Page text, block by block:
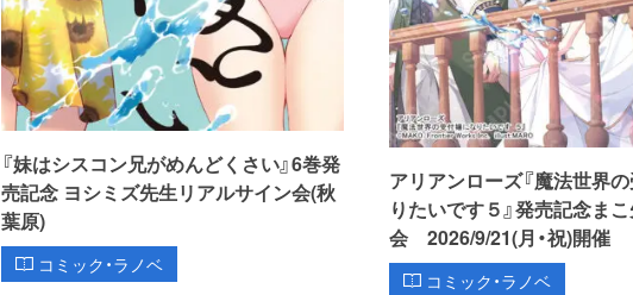
『妹はシスコン兄がめんどくさい』6巻発
売記念 ヨシミズ先生リアルサイン会(秋
葉原)
コミック・ラノベ
アリアンローズ『魔法世界
りたいです５』発売記念ま
会 2026/9/21(月・祝)開催
コミック・ラノベ